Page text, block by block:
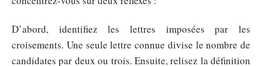
D’abord, identifiez les lettres imposées par les
croisements. Une seule lettre connue divise le nombre de
candidates par deux ou trois. Ensuite, relisez la définition